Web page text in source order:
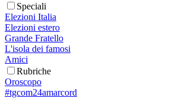
Speciali
Elezioni Italia
Elezioni estero
Grande Fratello
L'isola dei famosi
Amici
Rubriche
Oroscopo
#tgcom24amarcord